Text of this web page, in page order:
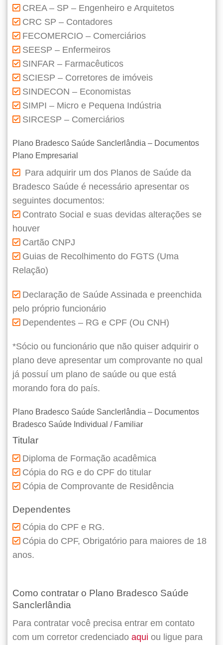
CREA – SP – Engenheiro e Arquitetos
CRC SP – Contadores
FECOMERCIO – Comerciários
SEESP – Enfermeiros
SINFAR – Farmacêuticos
SCIESP – Corretores de imóveis
SINDECON – Economistas
SIMPI – Micro e Pequena Indústria
SIRCESP – Comerciários
Plano Bradesco Saúde Sanclerlândia – Documentos
Plano Empresarial
Para adquirir um dos Planos de Saúde da
Bradesco Saúde é necessário apresentar os
seguintes documentos:
Contrato Social e suas devidas alterações se
houver
Cartão CNPJ
Guias de Recolhimento do FGTS (Uma
Relação)
Declaração de Saúde Assinada e preenchida
pelo próprio funcionário
Dependentes – RG e CPF (Ou CNH)
*Sócio ou funcionário que não quiser adquirir o
plano deve apresentar um comprovante no qual
já possuí um plano de saúde ou que está
morando fora do país.
Plano Bradesco Saúde Sanclerlândia – Documentos
Bradesco Saúde Individual / Familiar
Titular
Diploma de Formação acadêmica
Cópia do RG e do CPF do titular
Cópia de Comprovante de Residência
Dependentes
Cópia do CPF e RG.
Cópia do CPF, Obrigatório para maiores de 18
anos.
Como contratar o Plano Bradesco Saúde
Sanclerlândia
Para contratar você precisa entrar em contato
com um corretor credenciado aqui ou ligue para